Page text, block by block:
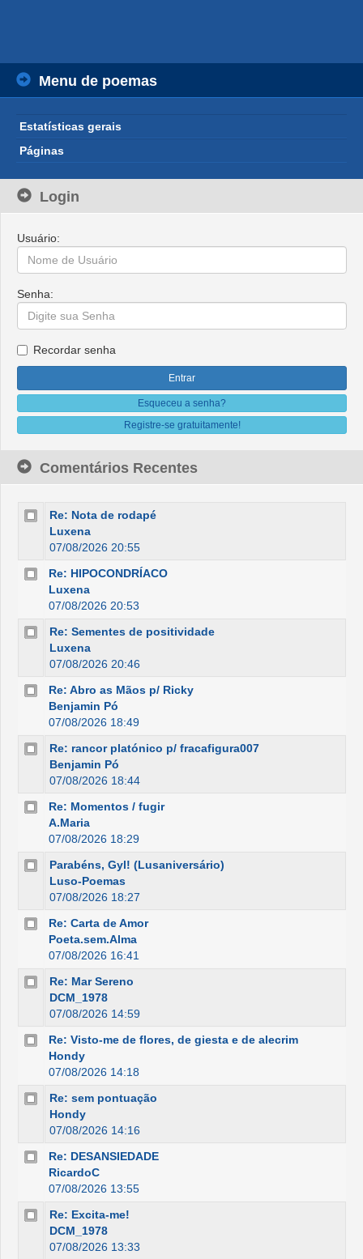
Menu de poemas
Estatísticas gerais
Páginas
Login
Usuário:
Senha:
Recordar senha
Esqueceu a senha?
Registre-se gratuitamente!
Comentários Recentes
Re: Nota de rodapé
Luxena
07/08/2026 20:55
Re: HIPOCONDRÍACO
Luxena
07/08/2026 20:53
Re: Sementes de positividade
Luxena
07/08/2026 20:46
Re: Abro as Mãos p/ Ricky
Benjamin Pó
07/08/2026 18:49
Re: rancor platónico p/ fracafigura007
Benjamin Pó
07/08/2026 18:44
Re: Momentos / fugir
A.Maria
07/08/2026 18:29
Parabéns, Gyl! (Lusaniversário)
Luso-Poemas
07/08/2026 18:27
Re: Carta de Amor
Poeta.sem.Alma
07/08/2026 16:41
Re: Mar Sereno
DCM_1978
07/08/2026 14:59
Re: Visto-me de flores, de giesta e de alecrim
Hondy
07/08/2026 14:18
Re: sem pontuação
Hondy
07/08/2026 14:16
Re: DESANSIEDADE
RicardoC
07/08/2026 13:55
Re: Excita-me!
DCM_1978
07/08/2026 13:33